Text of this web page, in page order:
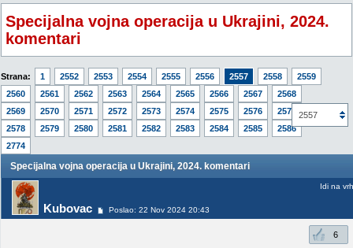
Specijalna vojna operacija u Ukrajini, 2024.
komentari
Strana: 1 2552 2553 2554 2555 2556 2557 2558
2559
2560
2561 2562 2563 2564 2565 2566 2567
2568
2569
2570 2571 2572 2573 2574 2575 2576
2577
2578
2579 2580 2581 2582 2583 2584 2585
2586
2774
2557
Specijalna vojna operacija u Ukrajini, 2024. komentari
Kubovac Poslao: 22 Nov 2024 20:43
Idi na vrh
6